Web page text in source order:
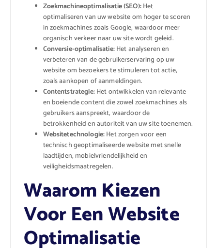
Zoekmachineoptimalisatie (SEO):Het
optimaliseren van uw website om hoger te scoren
in zoekmachines zoals Google, waardoor meer
organisch verkeer naar uw site wordt geleid.
Conversie-optimalisatie:Het analyseren en
verbeteren van de gebruikerservaring op uw
website om bezoekers te stimuleren tot actie,
zoals aankopen of aanmeldingen.
Contentstrategie:Het ontwikkelen van relevante
en boeiende content die zowel zoekmachines als
gebruikers aanspreekt, waardoor de
betrokkenheid en autoriteit van uw site toenemen.
Websitetechnologie:Het zorgen voor een
technisch geoptimaliseerde website met snelle
laadtijden, mobielvriendelijkheid en
veiligheidsmaatregelen.
Waarom Kiezen
Voor Een Website
Optimalisatie